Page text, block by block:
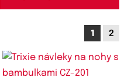
1 2